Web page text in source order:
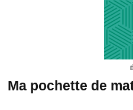
Ma pochette de